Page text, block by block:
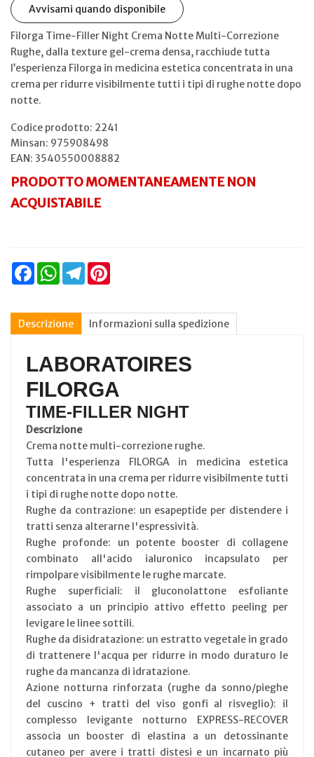
Avvisami quando disponibile
Filorga Time-Filler Night Crema Notte Multi-Correzione
Rughe, dalla texture gel-crema densa, racchiude tutta
l’esperienza Filorga in medicina estetica concentrata in una
crema per ridurre visibilmente tutti i tipi di rughe notte dopo
notte.
Codice prodotto: 2241
Minsan: 975908498
EAN: 3540550008882
PRODOTTO MOMENTANEAMENTE NON
ACQUISTABILE
FacebookWhatsAppTelegram
Descrizione Informazioni sulla spedizione
LABORATOIRES
FILORGA
TIME-FILLER NIGHT
Descrizione
Crema notte multi-correzione rughe.
Tutta l'esperienza FILORGA in medicina estetica
concentrata in una crema per ridurre visibilmente tutti
i tipi di rughe notte dopo notte.
Rughe da contrazione: un esapeptide per distendere i
tratti senza alterarne l'espressività.
Rughe profonde: un potente booster di collagene
combinato all'acido ialuronico incapsulato per
rimpolpare visibilmente le rughe marcate.
Rughe superficiali: il gluconolattone esfoliante
associato a un principio attivo effetto peeling per
levigare le linee sottili.
Rughe da disidratazione: un estratto vegetale in grado
di trattenere l'acqua per ridurre in modo duraturo le
rughe da mancanza di idratazione.
Azione notturna rinforzata (rughe da sonno/pieghe
del cuscino + tratti del viso gonfi al risveglio): il
complesso levigante notturno EXPRESS-RECOVER
associa un booster di elastina a un detossinante
cutaneo per avere i tratti distesi e un incarnato più